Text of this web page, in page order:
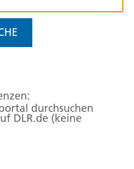
durchsuchen
DLR.de (keine